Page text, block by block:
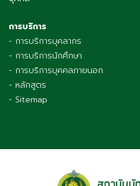
การบริการ
- การบริการบุคลากร
- การบริการนักศึกษา
- การบริการบุคคลภายนอก
- หลักสูตร
- Sitemap